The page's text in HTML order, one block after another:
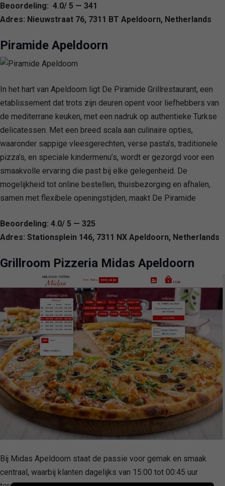
Beoordeling: 4.0/ 5 — 341
Adres: Nieuwstraat 76, 7311 BT Apeldoorn, Netherlands
Piramide Apeldoorn
In het hart van Apeldoorn ligt De Piramide Grillrestaurant, een
etablissement dat trots zijn deuren opent voor liefhebbers van
de mediterrane keuken, met een nadruk op authentieke Turkse
delicatessen. Met een breed scala aan culinaire opties,
waaronder sappige vleesgerechten, verse pasta’s, traditionele
pizza’s, en speciale kindermenu’s, wordt er gezorgd voor een
smaakvolle ervaring die past bij elke gelegenheid. De
mogelijkheid tot online bestellen, thuisbezorging en afhalen,
samen met flexibele openingstijden, maakt De Piramide
Beoordeling: 4.0/ 5 — 325
Adres: Stationsplein 146, 7311 NX Apeldoorn, Netherlands
Grillroom Pizzeria Midas Apeldoorn
Bij Midas Apeldoorn staat de passie voor gemak en smaak
centraal, waarbij klanten dagelijks van 15:00 tot 00:45 uur